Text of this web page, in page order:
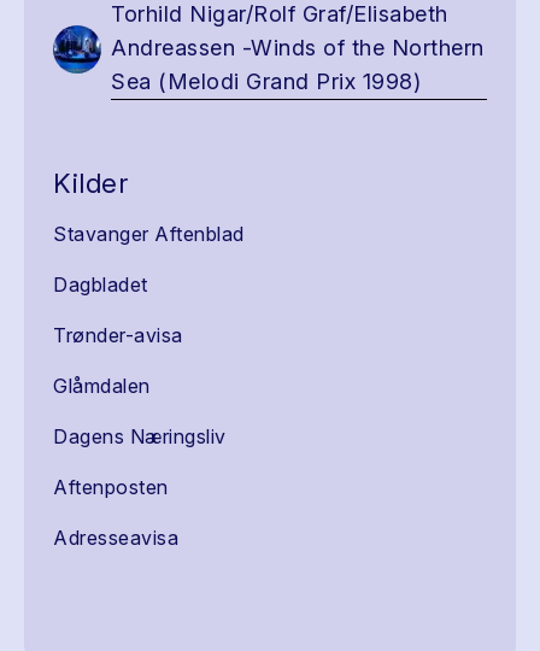
Torhild Nigar/Rolf Graf/Elisabeth
Andreassen -Winds of the Northern
Sea (Melodi Grand Prix 1998)
Kilder
Stavanger Aftenblad
Dagbladet
Trønder-avisa
Glåmdalen
Dagens Næringsliv
Aftenposten
Adresseavisa